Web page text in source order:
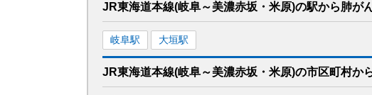
JR東海道本線(岐阜～美濃赤坂・米原)の駅から肺が
岐阜駅 大垣駅
JR東海道本線(岐阜～美濃赤坂・米原)の市区町村か